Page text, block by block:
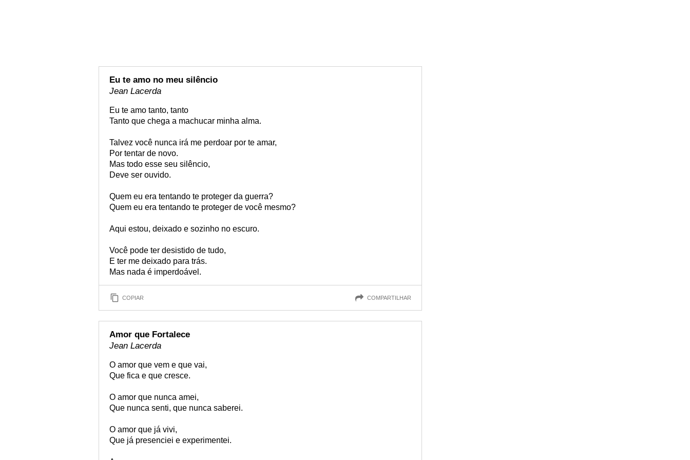
Eu te amo no meu silêncio
Jean Lacerda
Eu te amo tanto, tanto
Tanto que chega a machucar minha alma.
Talvez você nunca irá me perdoar por te amar,
Por tentar de novo.
Mas todo esse seu silêncio,
Deve ser ouvido.
Quem eu era tentando te proteger da guerra?
Quem eu era tentando te proteger de você mesmo?
Aqui estou, deixado e sozinho no escuro.
Você pode ter desistido de tudo,
E ter me deixado para trás.
Mas nada é imperdoável.
COPIAR COMPARTILHAR
Amor que Fortalece
Jean Lacerda
O amor que vem e que vai,
Que fica e que cresce.
O amor que nunca amei,
Que nunca senti, que nunca saberei.
O amor que já vivi,
Que já presenciei e experimentei.